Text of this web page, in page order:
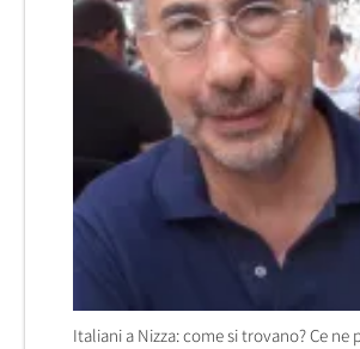
Italiani a Nizza: come si trovano? Ce ne